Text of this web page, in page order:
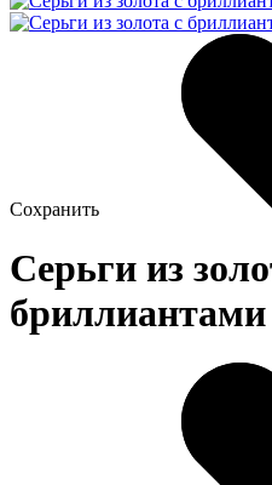
Сохранить
Серьги из
бриллиантами